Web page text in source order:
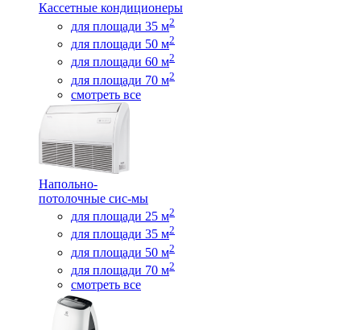
Кассетные кондиционеры
для площади 35 м2
для площади 50 м2
для площади 60 м2
для площади 70 м2
смотреть все
Напольно-
потолочные сис-мы
для площади 25 м2
для площади 35 м2
для площади 50 м2
для площади 70 м2
смотреть все